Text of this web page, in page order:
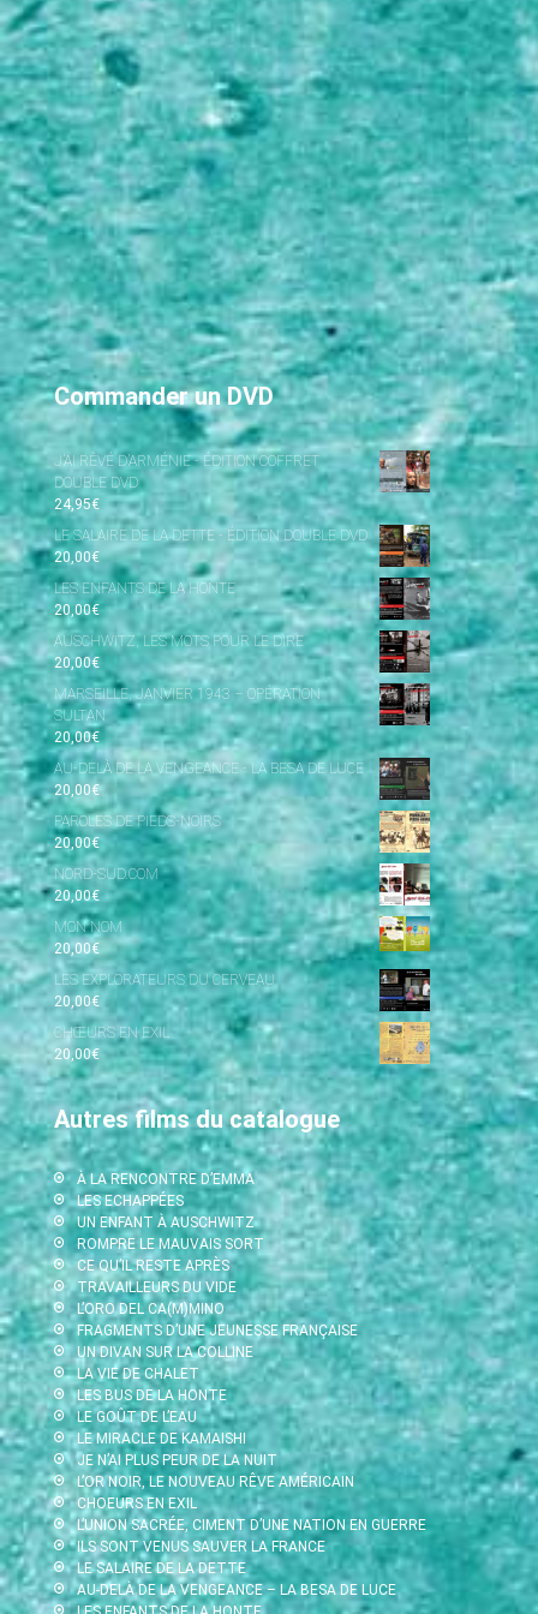
Commander un DVD
J’AI RÊVÉ D’ARMÉNIE - ÉDITION COFFRET
DOUBLE DVD
24,95€
LE SALAIRE DE LA DETTE - ÉDITION DOUBLE DVD
20,00€
LES ENFANTS DE LA HONTE
20,00€
AUSCHWITZ, LES MOTS POUR LE DIRE
20,00€
MARSEILLE, JANVIER 1943 – OPÉRATION
SULTAN
20,00€
AU-DELÀ DE LA VENGEANCE - LA BESA DE LUCE
20,00€
PAROLES DE PIEDS-NOIRS
20,00€
NORD-SUD.COM
20,00€
MON NOM
20,00€
LES EXPLORATEURS DU CERVEAU
20,00€
CHŒURS EN EXIL
20,00€
Autres films du catalogue
À LA RENCONTRE D’EMMA
LES ECHAPPÉES
UN ENFANT À AUSCHWITZ
ROMPRE LE MAUVAIS SORT
CE QU’IL RESTE APRÈS
TRAVAILLEURS DU VIDE
L’ORO DEL CA(M)MINO
FRAGMENTS D’UNE JEUNESSE FRANÇAISE
UN DIVAN SUR LA COLLINE
LA VIE DE CHALET
LES BUS DE LA HONTE
LE GOÛT DE L’EAU
LE MIRACLE DE KAMAISHI
JE N’AI PLUS PEUR DE LA NUIT
L’OR NOIR, LE NOUVEAU RÊVE AMÉRICAIN
CHOEURS EN EXIL
L’UNION SACRÉE, CIMENT D’UNE NATION EN GUERRE
ILS SONT VENUS SAUVER LA FRANCE
LE SALAIRE DE LA DETTE
AU-DELÀ DE LA VENGEANCE – LA BESA DE LUCE